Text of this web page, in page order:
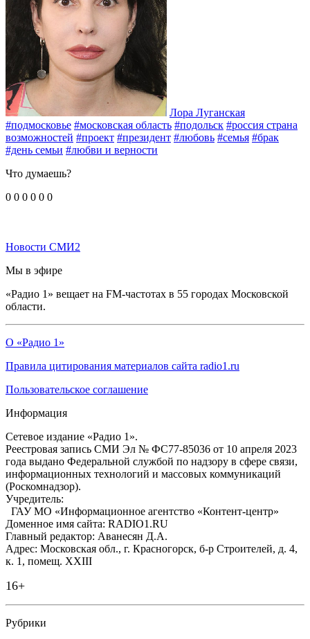
Лора Луганская
#подмосковье #московская область #подольск #россия страна
возможностей #проект #президент #любовь #семья #брак
#день семьи #любви и верности
Что думаешь?
0 0 0 0 0 0
Новости СМИ2
Мы в эфире
«Радио 1» вещает на FM-частотах в 55 городах Московской
области.
О «Радио 1»
Правила цитирования материалов сайта radio1.ru
Пользовательское соглашение
Информация
Сетевое издание «Радио 1».
Реестровая запись СМИ Эл № ФС77-85036 от 10 апреля 2023
года выдано Федеральной службой по надзору в сфере связи,
информационных технологий и массовых коммуникаций
(Роскомнадзор).
Учредитель:
ГАУ МО «Информационное агентство «Контент-центр»
Доменное имя сайта: RADIO1.RU
Главный редактор: Аванесян Д.А.
Адрес: Московская обл., г. Красногорск, б-р Строителей, д. 4,
к. 1, помещ. XXIII
16+
Рубрики